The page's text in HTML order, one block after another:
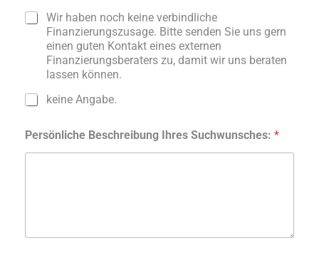
Wir haben noch keine verbindliche
Finanzierungszusage. Bitte senden Sie uns gern
einen guten Kontakt eines externen
Finanzierungsberaters zu, damit wir uns beraten
lassen können.
keine Angabe.
Persönliche Beschreibung Ihres Suchwunsches: *